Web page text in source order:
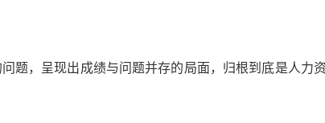
题，呈现出成绩与问题并存的局面，归根到底是人力